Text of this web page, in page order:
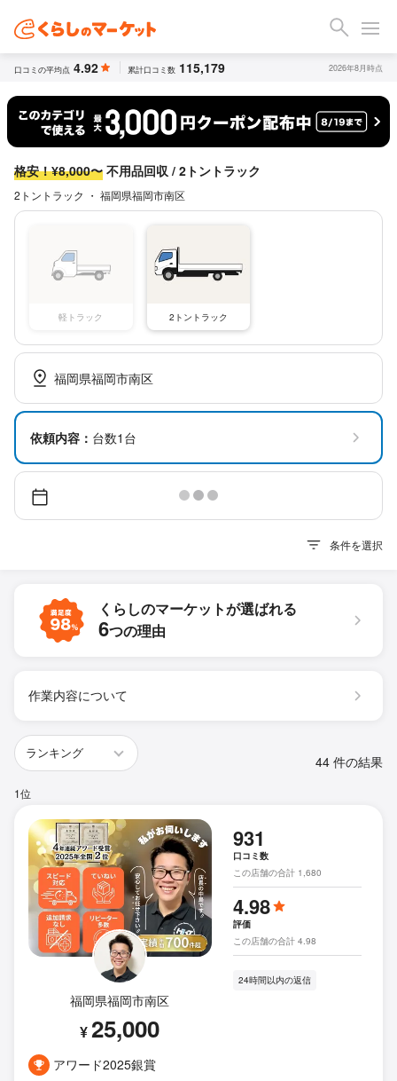
口コミの平均点 4.92 累計口コミ数 115,179 2026年8月時点
格安！¥8,000〜 不用品回収 / 2トントラック
2トントラック ・ 福岡県福岡市南区
軽トラック 2トントラック
福岡県福岡市南区
依頼内容： 台数1台
条件を選択
くらしのマーケットが選ばれる
6つの理由
作業内容について
44 件の結果
1位
福岡県福岡市南区
¥25,000
アワード2025銀賞
931
口コミ数
この店舗の合計 1,680
4.98
評価
この店舗の合計 4.98
24時間以内の返信